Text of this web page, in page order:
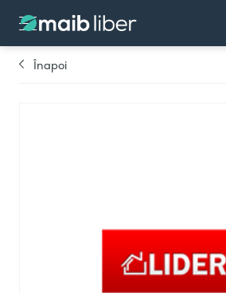
Contact
Devino partener
Înapoi